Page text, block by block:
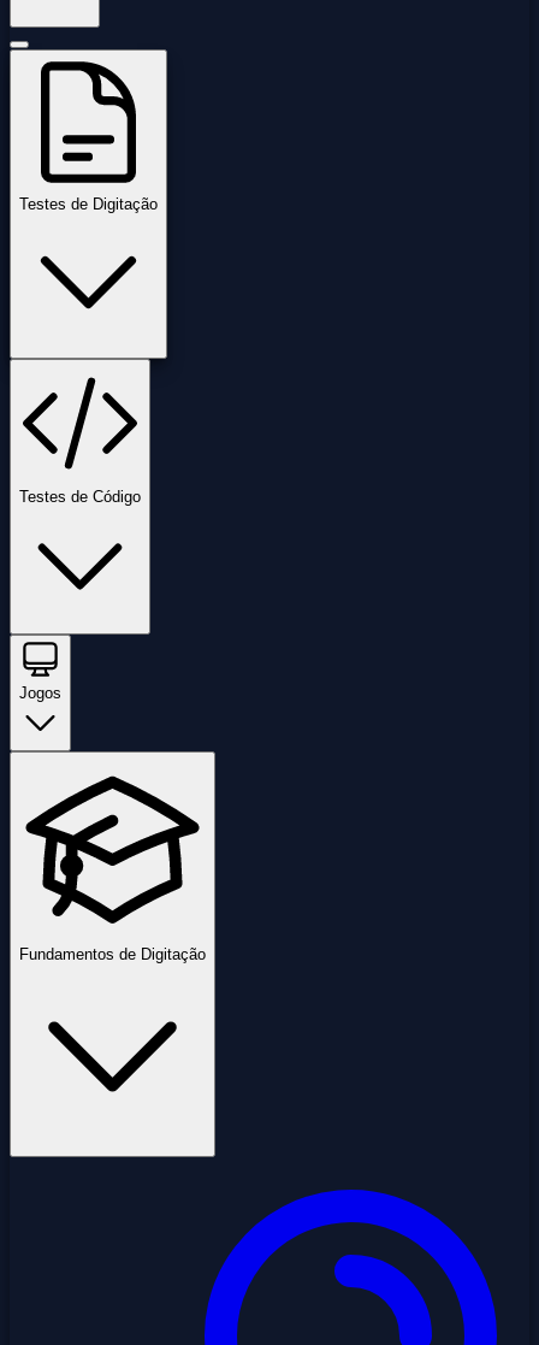
Testes de Digitação
Testes de Código
Jogos
Fundamentos de Digitação